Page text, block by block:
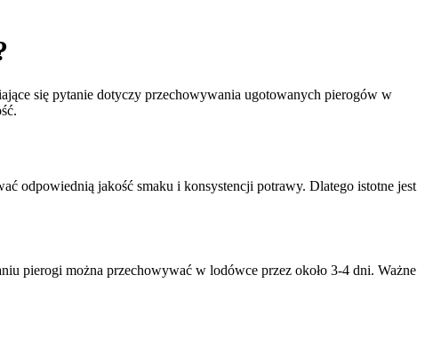
się pytanie dotyczy przechowywania ugotowanych pierogów w
odpowiednią jakość smaku i konsystencji potrawy. Dlatego istotne jest
pierogi można przechowywać w lodówce przez około 3-4 dni. Ważne